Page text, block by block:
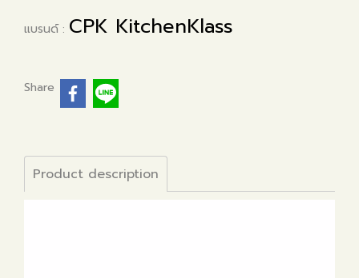
แบรนด์ : CPK KitchenKlass
Share
Product description